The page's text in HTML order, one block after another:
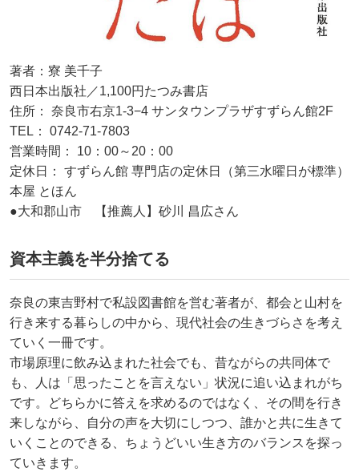
著者：寮 美千子
西日本出版社／1,100円たつみ書店
住所： 奈良市右京1-3−4 サンタウンプラザすずらん館2F
TEL： 0742-71-7803
営業時間： 10：00～20：00
定休日： すずらん館 専門店の定休日（第三水曜日が標準）
本屋 とほん
●大和郡山市 【推薦人】砂川 昌広さん
資本主義を半分捨てる
奈良の東吉野村で私設図書館を営む著者が、都会と山村を
行き来する暮らしの中から、現代社会の生きづらさを考え
ていく一冊です。
市場原理に飲み込まれた社会でも、昔ながらの共同体で
も、人は「思ったことを言えない」状況に追い込まれがち
です。どちらかに答えを求めるのではなく、その間を行き
来しながら、自分の声を大切にしつつ、誰かと共に生きて
いくことのできる、ちょうどいい生き方のバランスを探っ
ていきます。